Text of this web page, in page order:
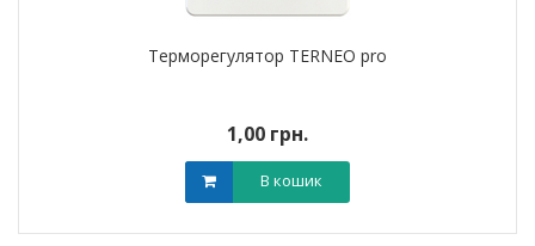
Терморегулятор TERNEO pro
1,00 грн.
В кошик